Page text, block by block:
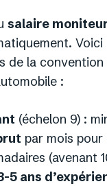
salaire
Voici
de la
:
(échelon 9) :
par mois pour
(avenant
5 ans